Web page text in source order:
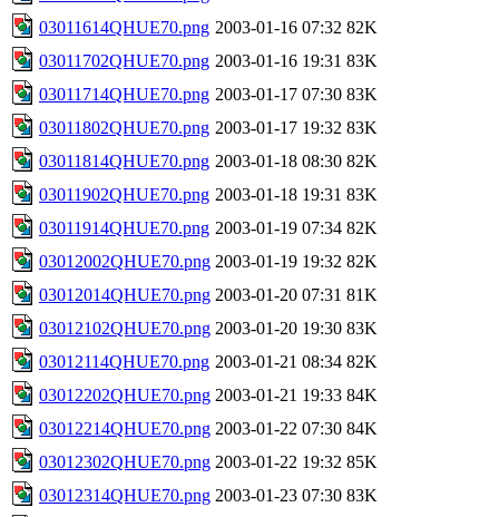
03011614QHUE70.png 2003-01-16 07:32 82K
03011702QHUE70.png 2003-01-16 19:31 83K
03011714QHUE70.png 2003-01-17 07:30 83K
03011802QHUE70.png 2003-01-17 19:32 83K
03011814QHUE70.png 2003-01-18 08:30 82K
03011902QHUE70.png 2003-01-18 19:31 83K
03011914QHUE70.png 2003-01-19 07:34 82K
03012002QHUE70.png 2003-01-19 19:32 82K
03012014QHUE70.png 2003-01-20 07:31 81K
03012102QHUE70.png 2003-01-20 19:30 83K
03012114QHUE70.png 2003-01-21 08:34 82K
03012202QHUE70.png 2003-01-21 19:33 84K
03012214QHUE70.png 2003-01-22 07:30 84K
03012302QHUE70.png 2003-01-22 19:32 85K
03012314QHUE70.png 2003-01-23 07:30 83K